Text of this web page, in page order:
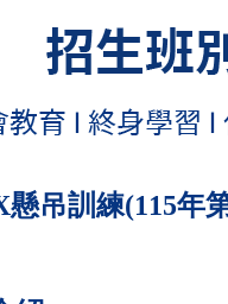
懸吊訓練(115年